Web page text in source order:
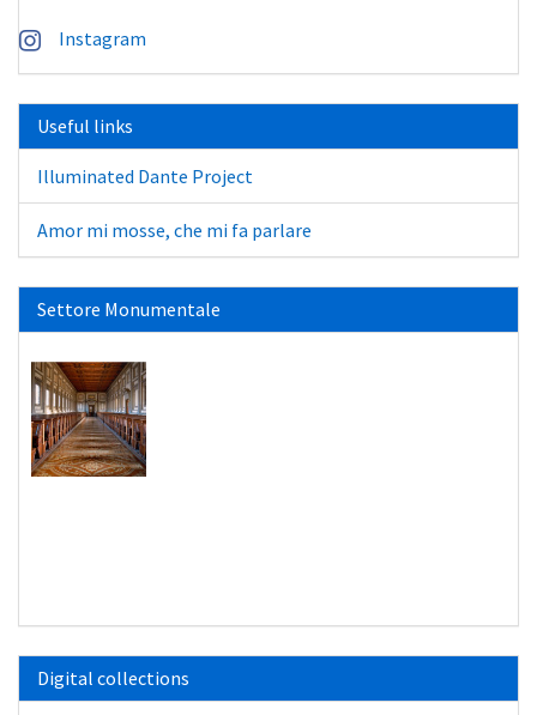
Instagram
Useful links
Illuminated Dante Project
Amor mi mosse, che mi fa parlare
Settore Monumentale
Digital collections